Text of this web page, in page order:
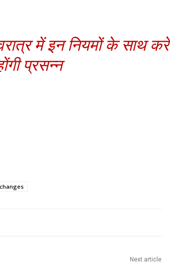
में इन नियमों के साथ करें
प्रसन्न
Next article